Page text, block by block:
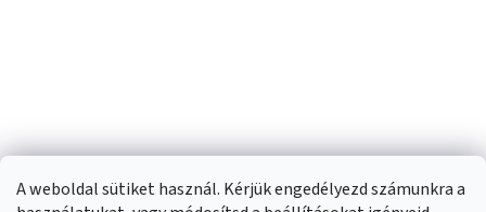
A weboldal sütiket használ. Kérjük engedélyezd számunkra a